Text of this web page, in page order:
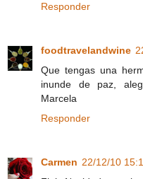
Responder
foodtravelandwine
Que tengas una
inunde de paz,
Marcela
Responder
Carmen 22/12/10